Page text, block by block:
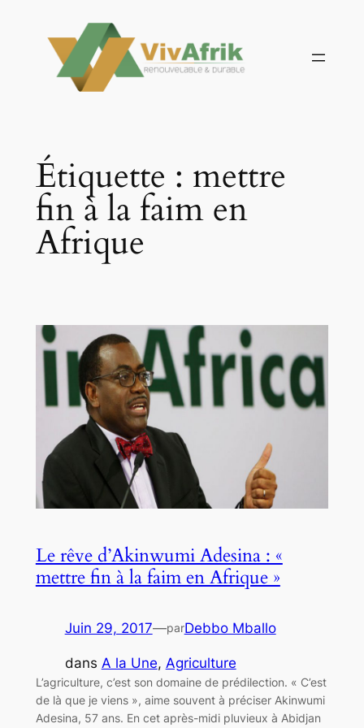
contenu
Étiquette : mettre
fin à la faim en
Afrique
Le rêve d’Akinwumi Adesina : «
mettre fin à la faim en Afrique »
Juin 29, 2017—parDebbo Mballo
dans A la Une, Agriculture
L’agriculture, c’est son domaine de prédilection. « C’est
de là que je viens », aime souvent à préciser Akinwumi
Adesina, 57 ans. En cet après-midi pluvieux à Abidjan